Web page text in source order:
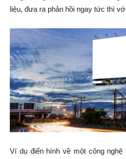
liệu, đưa ra phản hồi ngay tức thì
Ví dụ điển hình về một công